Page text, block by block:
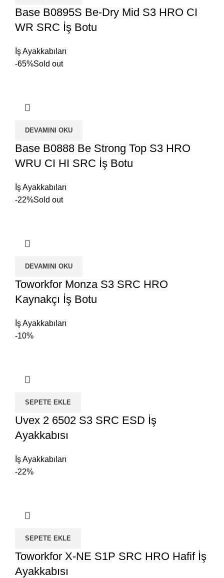
Base B0895S Be-Dry Mid S3 HRO CI
WR SRC İş Botu
İş Ayakkabıları
-65%Sold out
DEVAMINI OKU
Base B0888 Be Strong Top S3 HRO
WRU CI HI SRC İş Botu
İş Ayakkabıları
-22%Sold out
DEVAMINI OKU
Toworkfor Monza S3 SRC HRO
Kaynakçı İş Botu
İş Ayakkabıları
-10%
SEPETE EKLE
Uvex 2 6502 S3 SRC ESD İş
Ayakkabısı
İş Ayakkabıları
-22%
SEPETE EKLE
Toworkfor X-NE S1P SRC HRO Hafif İş
Ayakkabısı